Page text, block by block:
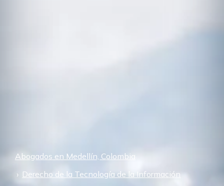
Abogados en Medellín, Colombia
Derecho de la Tecnología de la Información